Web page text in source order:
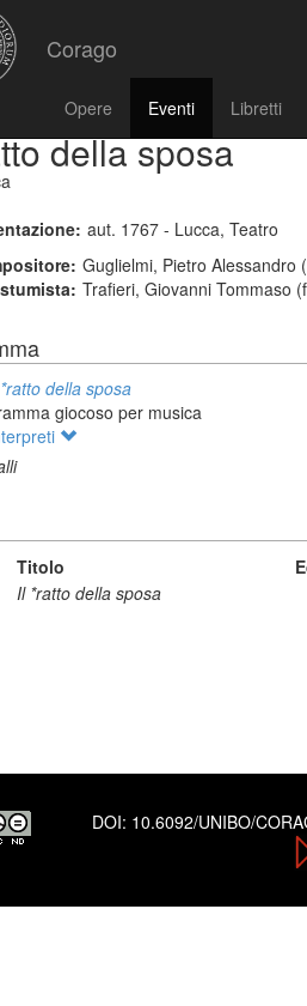
Corago
Opere Eventi Libretti
della sposa
aut. 1767 - Lucca, Teatro
Guglielmi, Pietro Alessandro
Trafieri, Giovanni Tommaso
della sposa
giocoso per musica
Titolo
Il *ratto della sposa
DOI: 10.6092/UNIBO/